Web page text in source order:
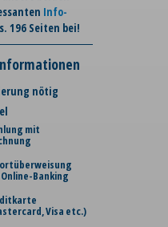
Info-
196 Seiten bei!
nötig
mit
Banking
Visa etc.)